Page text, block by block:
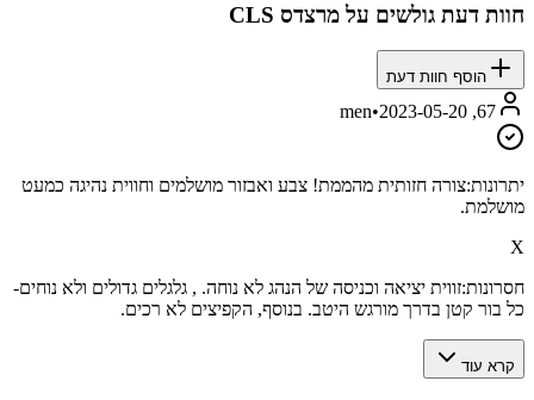
חוות דעת גולשים עלמרצדס CLS
הוסף חוות דעת
67, men
•2023-05-20
יתרונות:צורה חזותית מהממת! צבע ואבזור מושלמים וחווית נהיגה כמעט
מושלמת.
X
חסרונות:זווית יציאה וכניסה של הנהג לא נוחה. , גלגלים גדולים ולא נוחים-
כל בור קטן בדרך מורגש היטב. בנוסף, הקפיצים לא רכים.
קרא עוד